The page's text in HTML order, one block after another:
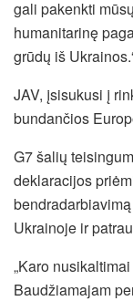
gali pakenkti
humanitarinę
grūdų iš
JAV, įsisukusi į
bundančios
G7 šalių
deklaracijos
Ukrainoje ir
„Karo
Baudžiamajam